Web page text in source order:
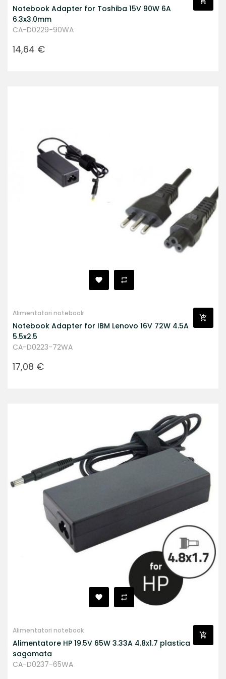
Notebook Adapter for Toshiba 15V 90W 6A
6.3x3.0mm
CA-D0229-90WA
Prezzo
14,64 €
Alimentatori notebook
Notebook Adapter for IBM Lenovo 16V 72W 4.5A
5.5x2.5
CA-D0223-72WA
Prezzo
17,08 €
Alimentatori notebook
Alimentatore HP 19.5V 65W 3.33A 4.8x1.7 plastica
sagomata
CA-D0237-65WA